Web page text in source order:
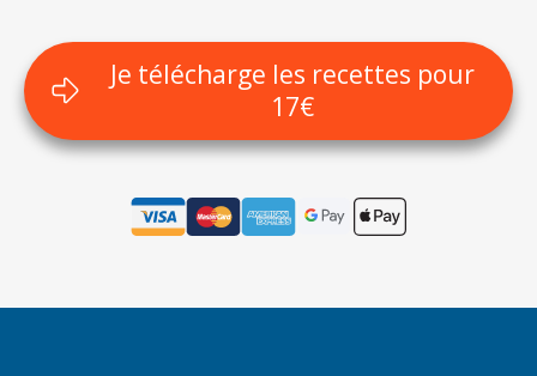
Je télécharge les recettes pour
17€